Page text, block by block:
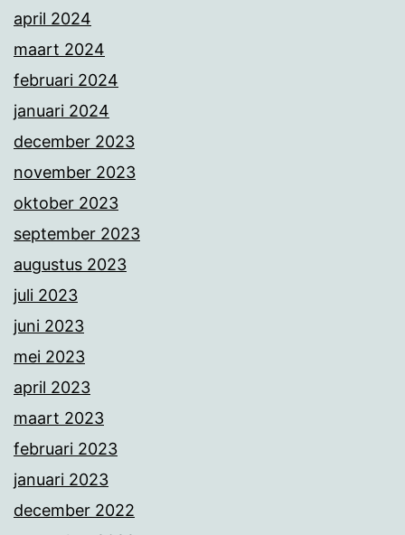
april 2024
maart 2024
februari 2024
januari 2024
december 2023
november 2023
oktober 2023
september 2023
augustus 2023
juli 2023
juni 2023
mei 2023
april 2023
maart 2023
februari 2023
januari 2023
december 2022